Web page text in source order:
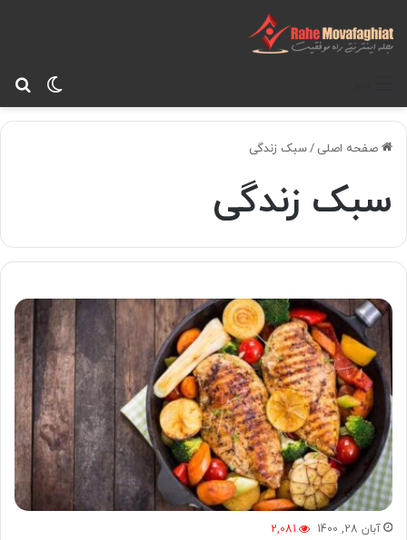
صفحه اصلی /سبک زندگی
سبک زندگی
آبان 28, 1400 2,081